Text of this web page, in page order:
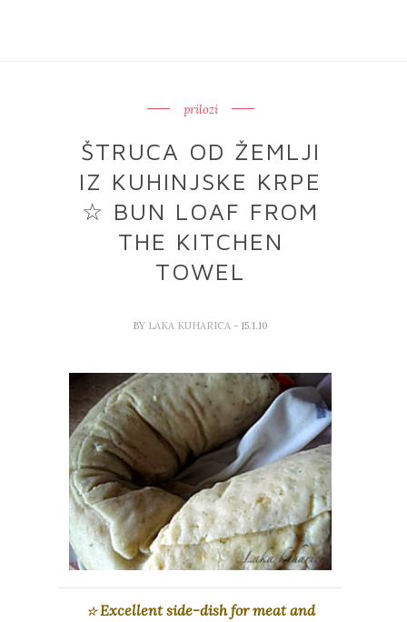
prilozi
ŠTRUCA OD ŽEMLJI
IZ KUHINJSKE KRPE
☆ BUN LOAF FROM
THE KITCHEN
TOWEL
BY LAKA KUHARICA - 15.1.10
☆Excellent side-dish for meat and